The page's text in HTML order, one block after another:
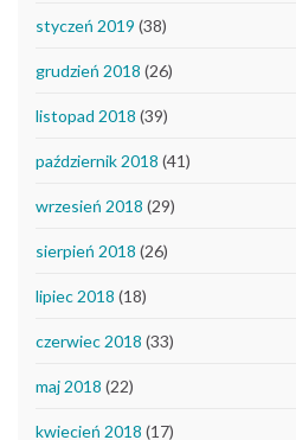
styczeń 2019 (38)
grudzień 2018 (26)
listopad 2018 (39)
październik 2018 (41)
wrzesień 2018 (29)
sierpień 2018 (26)
lipiec 2018 (18)
czerwiec 2018 (33)
maj 2018 (22)
kwiecień 2018 (17)